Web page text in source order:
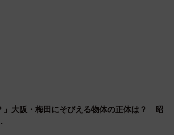
」大阪・梅田にそびえる物体の正体は？ 昭